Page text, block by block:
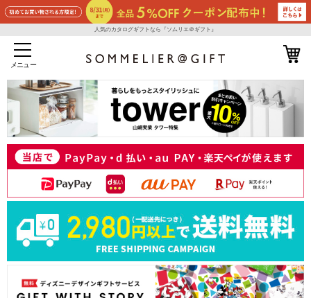
人気のカタログギフトなら『ソムリエ＠ギフト』
メニュー